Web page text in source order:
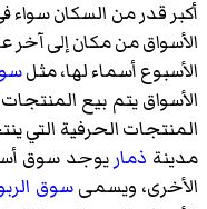
أكبر قدر من السكان سواء
الأسواق من مكان إلى آخر
الأسبوع أسماء لها، مثل
الأسواق يتم بيع
المنتجات الحرفية التي
مدينة ذماريوجد سوق
الأخرى، ويسمىسوق